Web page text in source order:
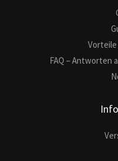
FAQ – Antworten